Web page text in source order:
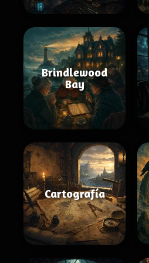
Brindlewood
Bay
Cartografía